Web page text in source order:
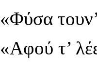
«Φύσα
«Αφού τ’